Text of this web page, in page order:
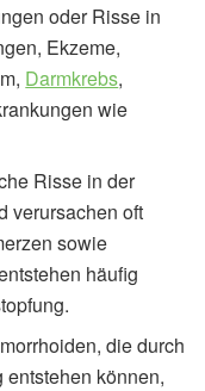
oder Risse in
Ekzeme,
Darmkrebs,
wie
Risse in der
verursachen oft
sowie
häufig
die durch
können,